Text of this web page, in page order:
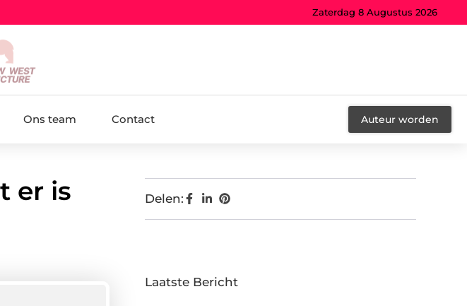
Zaterdag 8 Augustus 2026
Ons team Contact Auteur worden
er is
Delen:
Laatste Bericht